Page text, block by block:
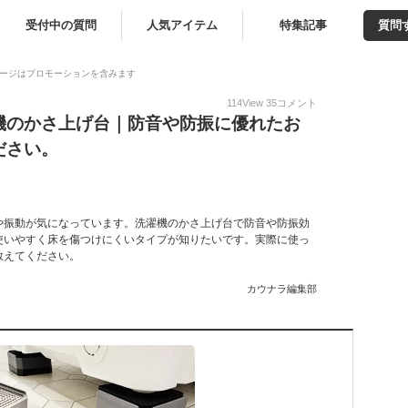
受付中の質問 人気アイテム 特集記事 質問
ジはプロモーションを含みます
114View 35コメント
かさ上げ台｜防音や防振に優れたお
い。
動が気になっています。洗濯機のかさ上げ台で防音や防振効
やすく床を傷つけにくいタイプが知りたいです。実際に使っ
てください。
カウナラ編集部